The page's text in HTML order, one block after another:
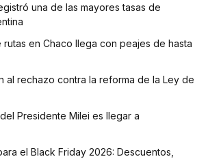
una de las mayores tasas de
en Chaco llega con peajes de hasta
al rechazo contra la reforma de la Ley de
Presidente Milei es llegar a
el Black Friday 2026: Descuentos,